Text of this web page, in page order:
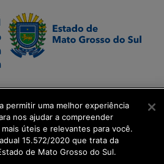
permitir uma melhor experiência
nos ajudar a compreender
úteis e relevantes para você.
15.572/2020 que trata da
de Mato Grosso do Sul.